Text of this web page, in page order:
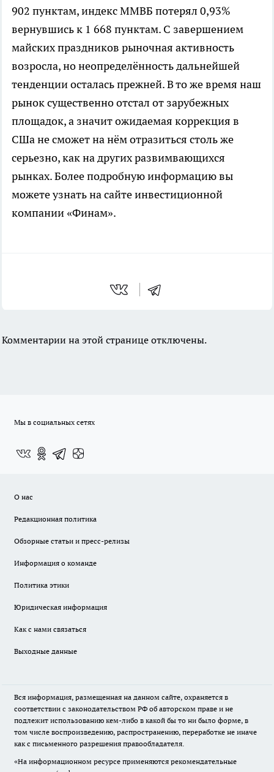
902 пунктам, индекс ММВБ потерял 0,93%
вернувшись к 1 668 пунктам. С завершением
майских праздников рыночная активность
возросла, но неопределённость дальнейшей
тенденции осталась прежней. В то же время наш
рынок существенно отстал от зарубежных
площадок, а значит ожидаемая коррекция в
СШа не сможет на нём отразиться столь же
серьезно, как на других развимвающихся
рынках. Более подробную информацию вы
можете узнать на сайте инвестиционной
компании «Финам».
Комментарии на этой странице отключены.
Мы в социальных сетях
О нас
Редакционная политика
Обзорные статьи и пресс-релизы
Информация о команде
Политика этики
Юридическая информация
Как с нами связаться
Выходные данные
Вся информация, размещенная на данном сайте, охраняется в
соответствии с законодательством РФ об авторском праве и не
подлежит использованию кем-либо в какой бы то ни было форме, в
том числе воспроизведению, распространению, переработке не иначе
как с письменного разрешения правообладателя.
«На информационном ресурсе применяются рекомендательные